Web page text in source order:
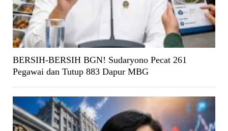
BERSIH-BERSIH BGN! Sudaryono Pecat 261
Pegawai dan Tutup 883 Dapur MBG